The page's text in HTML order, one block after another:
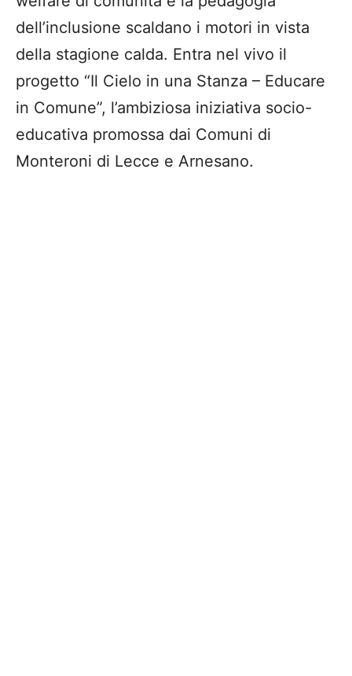
dell’inclusione scaldano i motori in vista
della stagione calda. Entra nel vivo il
progetto “Il Cielo in una Stanza – Educare
in Comune”, l’ambiziosa iniziativa socio-
educativa promossa dai Comuni di
Monteroni di Lecce e Arnesano.